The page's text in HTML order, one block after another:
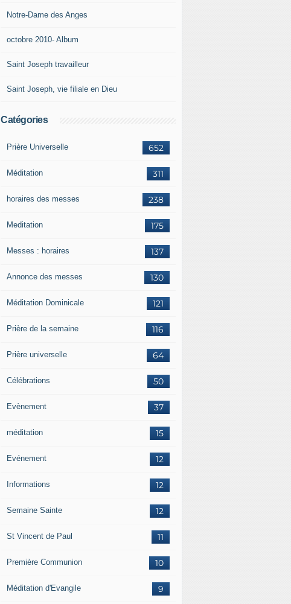
Notre-Dame des Anges
octobre 2010- Album
Saint Joseph travailleur
Saint Joseph, vie filiale en Dieu
Catégories
652
Prière Universelle
311
Méditation
238
horaires des messes
175
Meditation
137
Messes : horaires
130
Annonce des messes
121
Méditation Dominicale
116
Prière de la semaine
64
Prière universelle
50
Célébrations
37
Evènement
15
méditation
12
Evénement
12
Informations
12
Semaine Sainte
11
St Vincent de Paul
10
Première Communion
9
Méditation d'Evangile